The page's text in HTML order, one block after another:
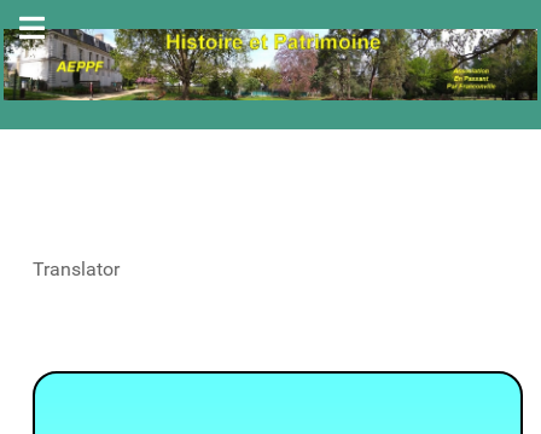
Translator